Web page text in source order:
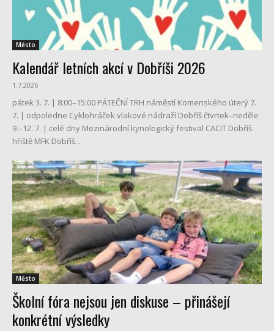
Město
Kalendář letních akcí v Dobříši 2026
1.7.2026
pátek 3. 7. | 8:00–15:00 PÁTEČNÍ TRH náměstí Komenského úterý 7.
7. | odpoledne Cyklohráček vlakové nádraží Dobříš čtvrtek–neděle
9.–12. 7. | celé dny Mezinárodní kynologický festival CACIT Dobříš
hřiště MFK Dobříš...
Město
Školní fóra nejsou jen diskuse – přinášejí
konkrétní výsledky